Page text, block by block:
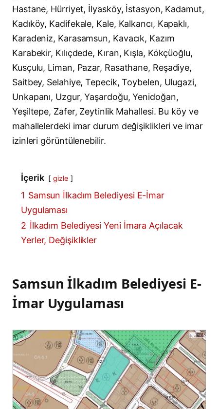
Hastane, Hürriyet, İlyasköy, İstasyon, Kadamut,
Kadıköy, Kadifekale, Kale, Kalkancı, Kapaklı,
Karadeniz, Karasamsun, Kavacık, Kazım
Karabekir, Kılıçdede, Kıran, Kışla, Kökçüoğlu,
Kusçulu, Liman, Pazar, Rasathane, Reşadiye,
Saitbey, Selahiye, Tepecik, Toybelen, Ulugazi,
Unkapanı, Uzgur, Yaşardoğu, Yenidoğan,
Yeşiltepe, Zafer, Zeytinlik Mahallesi. Bu köy ve
mahallelerdeki imar durum değişiklikleri ve imar
izinleri görüntülenebilir.
İçerik gizle
1 Samsun İlkadım Belediyesi E-İmar
Uygulaması
2 İlkadım Belediyesi Yeni İmara Açılacak
Yerler, Değişiklikler
Samsun İlkadım Belediyesi E-
İmar Uygulaması